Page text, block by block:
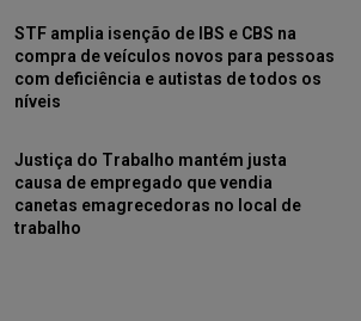
STF amplia isenção de IBS e CBS na
compra de veículos novos para pessoas
com deficiência e autistas de todos os
níveis
Justiça do Trabalho mantém justa
causa de empregado que vendia
canetas emagrecedoras no local de
trabalho